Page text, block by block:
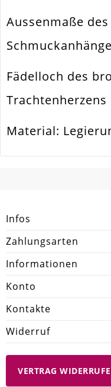
Aussenmaße
Fädelloch des
Material:
Infos
Zahlungsarten
Informationen
Konto
Kontakte
Widerruf
VERTRAG